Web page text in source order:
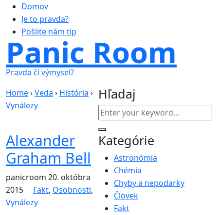
Domov
Je to pravda?
Pošlite nám tip
Panic Room
Pravda či výmysel?
Home›Veda › História ›
Vynálezy
Alexander
Graham Bell
panicroom 20. októbra
2015
Fakt, Osobnosti,
Vynálezy
Hľadaj
Kategórie
Astronómia
Chémia
Chyby a nepodarky
Človek
Fakt